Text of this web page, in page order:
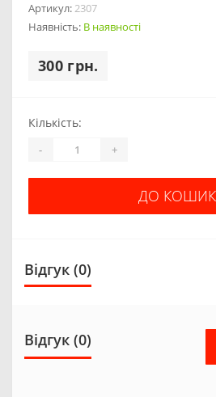
Артикул:2307
Наявність: В наявності
300 грн.
Кількість:
- +
ДО
Відгук (0)
Відгук (0)